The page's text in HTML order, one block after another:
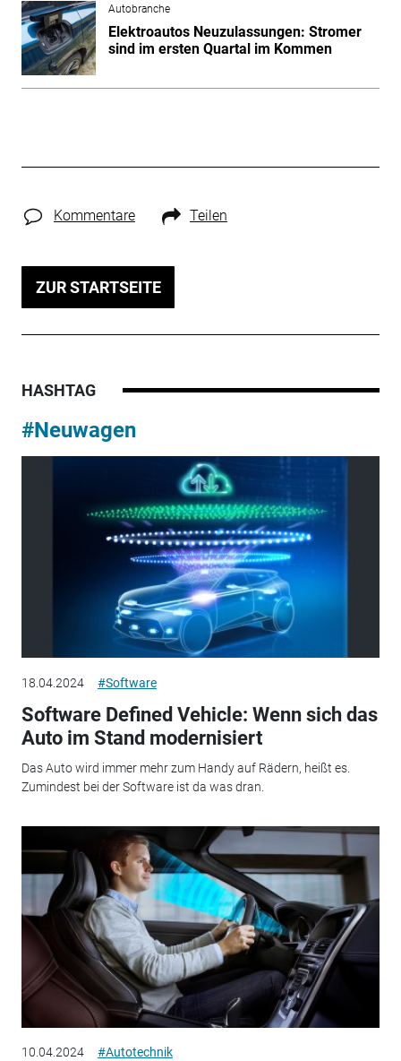
Autobranche
Elektroautos Neuzulassungen: Stromer
sind im ersten Quartal im Kommen
Kommentare Teilen
ZUR STARTSEITE
HASHTAG
#Neuwagen
18.04.2024 #Software
Software Defined Vehicle: Wenn sich das
Auto im Stand modernisiert
Das Auto wird immer mehr zum Handy auf Rädern, heißt es.
Zumindest bei der Software ist da was dran.
10.04.2024 #Autotechnik